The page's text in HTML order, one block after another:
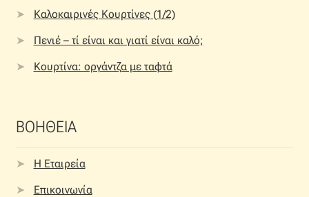
Καλοκαιρινές Κουρτίνες (1/2)
Πενιέ – τί είναι και γιατί είναι καλό;
Κουρτίνα: οργάντζα με ταφτά
ΒΟΗΘΕΙΑ
Η Εταιρεία
Επικοινωνία